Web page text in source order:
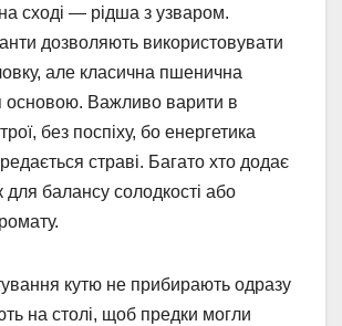
на сході — рідша з узваром.
дозволяють використовувати
але класична пшенична
основою. Важливо варити в
без поспіху, бо енергетика
страві. Багато хто додає
для балансу солодкості або
кутю не прибирають одразу
на столі, щоб предки могли